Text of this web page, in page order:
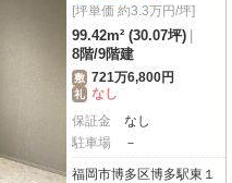
[坪単価 約3.3万円/坪]
99.42m² (30.07坪)
8階/9階建
敷 721万6,800円
礼 なし
保証金
なし
駐車場
－
福岡市博多区博多駅東１